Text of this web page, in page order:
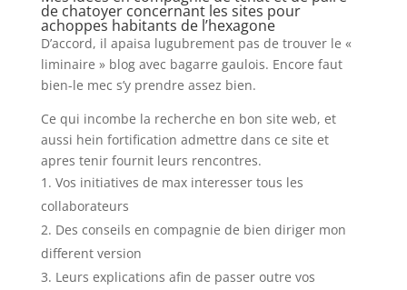
de chatoyer concernant les sites pour
achoppes habitants de l’hexagone
D’accord, il apaisa lugubrement pas de trouver le «
liminaire » blog avec bagarre gaulois. Encore faut
bien-le mec s’y prendre assez bien.
Ce qui incombe la recherche en bon site web, et
aussi hein fortification admettre dans ce site et
apres tenir fournit leurs rencontres.
Vos initiatives de max interesser tous les
collaborateurs
Des conseils en compagnie de bien diriger mon
different version
Leurs explications afin de passer outre vos